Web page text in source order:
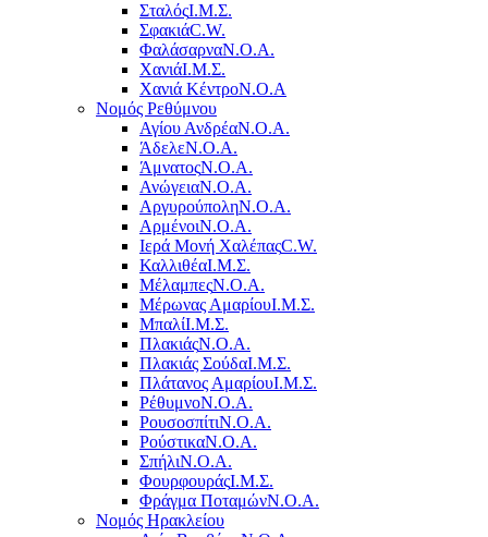
ΣταλόςΙ.Μ.Σ.
ΣφακιάC.W.
ΦαλάσαρναΝ.Ο.Α.
ΧανιάΙ.Μ.Σ.
Χανιά ΚέντροN.O.A
Νομός Ρεθύμνου
Αγίου ΑνδρέαΝ.Ο.Α.
ΆδελεΝ.Ο.Α.
ΆμνατοςΝ.Ο.Α.
ΑνώγειαΝ.Ο.Α.
ΑργυρούποληΝ.Ο.Α.
ΑρμένοιΝ.Ο.Α.
Ιερά Μονή ΧαλέπαςC.W.
ΚαλλιθέαΙ.Μ.Σ.
ΜέλαμπεςΝ.Ο.Α.
Μέρωνας ΑμαρίουΙ.Μ.Σ.
ΜπαλίΙ.Μ.Σ.
ΠλακιάςΝ.Ο.Α.
Πλακιάς ΣούδαΙ.Μ.Σ.
Πλάτανος ΑμαρίουΙ.Μ.Σ.
ΡέθυμνοΝ.Ο.Α.
ΡουσοσπίτιΝ.Ο.Α.
ΡούστικαΝ.Ο.Α.
ΣπήλιΝ.Ο.Α.
ΦουρφουράςΙ.Μ.Σ.
Φράγμα ΠοταμώνΝ.Ο.Α.
Νομός Ηρακλείου